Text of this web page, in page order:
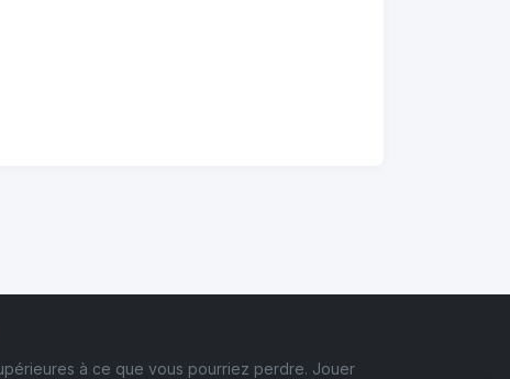
à ce que vous pourriez perdre. Jouer